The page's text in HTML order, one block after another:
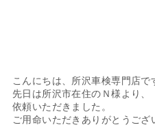
こんにちは、所沢車検専門店で
先日は所沢市在住のＮ様より
依頼いただきました。
ご用命いただきありがとうござ